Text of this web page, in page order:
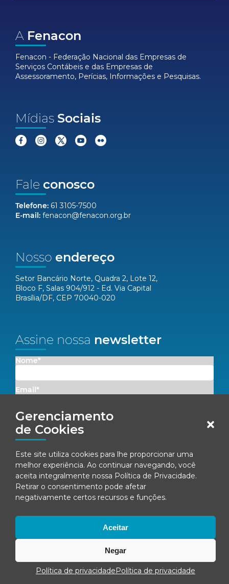
Gerenciamento
de Cookies
Este site utiliza cookies para lhe proporcionar uma
melhor experiência. Ao continuar navegando, você
aceita integralmente nossa Política de Privacidade.
Retirar o consentimento pode afetar
negativamente certos recursos e funções.
Aceitar
Negar
Política de privacidadePolítica de privacidade
A Fenacon
Fenacon - Federação Nacional das Empresas de
Serviços Contábeis e das Empresas de
Assessoramento, Perícias, Informações e Pesquisas.
Mídias Sociais
Fale conosco
Telefone: 61 3105-7500
E-mail: fenacon@fenacon.org.br
Nosso endereço
Setor Bancário Norte, Quadra 2, Lote 12,
Bloco F, Salas 904/912 - Ed. Via Capital
Brasília/DF, CEP 70040-020
Assine nossa newsletter
Nome*
Email*
Concordo em receber comunicações da Fenacon.
Ao se inscrever, você concorda com nossa Política de Privacidade
Todos os direitos reservados.
Política de privacidade